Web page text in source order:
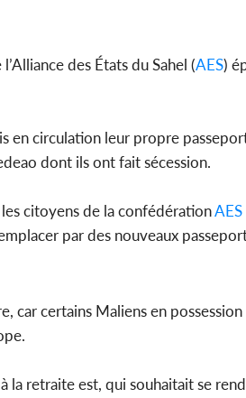
des États du Sahel (AES)
en circulation leur propre
dont ils ont fait sécession.
citoyens de la confédérationAES
par des nouveaux
car certains Maliens en
la retraite est, qui souhaitait se